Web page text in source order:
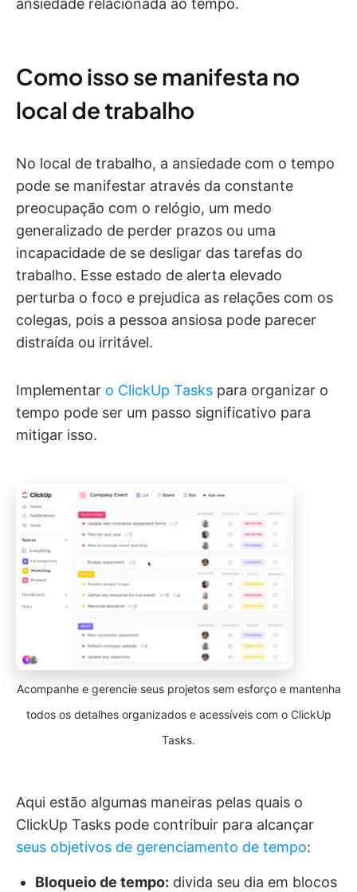
ansiedade relacionada ao tempo.
Como isso se manifesta no
local de trabalho
No local de trabalho, a ansiedade com o tempo
pode se manifestar através da constante
preocupação com o relógio, um medo
generalizado de perder prazos ou uma
incapacidade de se desligar das tarefas do
trabalho. Esse estado de alerta elevado
perturba o foco e prejudica as relações com os
colegas, pois a pessoa ansiosa pode parecer
distraída ou irritável.
Implementar o ClickUp Tasks para organizar o
tempo pode ser um passo significativo para
mitigar isso.
Acompanhe e gerencie seus projetos sem esforço e mantenha
todos os detalhes organizados e acessíveis com o ClickUp
Tasks.
Aqui estão algumas maneiras pelas quais o
ClickUp Tasks pode contribuir para alcançar
seus objetivos de gerenciamento de tempo:
Bloqueio de tempo: divida seu dia em blocos